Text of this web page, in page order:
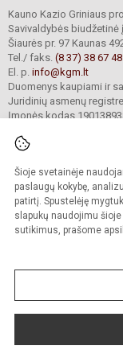
Šioje svetainėje
paslaugų kokybę,
patirtį. Spustelėję
slapukų naudojimu
sutikimus, prašome
Kauno Kazio Griniaus
Savivaldybės biudžetinė
Šiaurės pr. 97 Kaunas
Tel./ faks. (8 37) 38 67 48
El. p. info@kgm.lt
Duomenys kaupiami ir
Juridinių asmenų registre
Įmonės kodas
© 2024. Kauno
Kopijuoti turinį be
Sumanus būdas